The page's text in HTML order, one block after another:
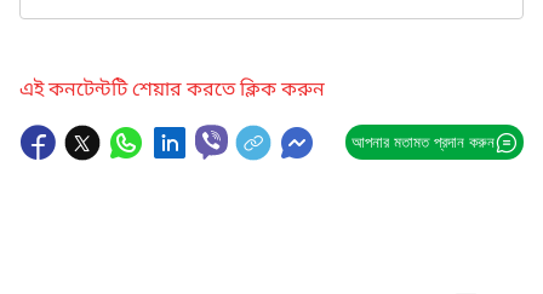
এই কনটেন্টটি শেয়ার করতে ক্লিক করুন
আপনার মতামত প্রদান করুন